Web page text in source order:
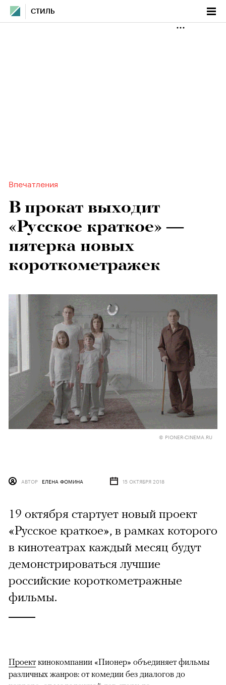
СТИЛЬ
Впечатления
В прокат выходит
«Русское краткое» —
пятерка новых
короткометражек
© PIONER-CINEMA.RU
АВТОР ЕЛЕНА ФОМИНА 15 ОКТЯБРЯ 2018
19 октября стартует новый проект
«Русское краткое», в рамках которого
в кинотеатрах каждый месяц будут
демонстрироваться лучшие
российские короткометражные
фильмы.
Проект кинокомпании «Пионер» объединяет фильмы
различных жанров: от комедии без диалогов до